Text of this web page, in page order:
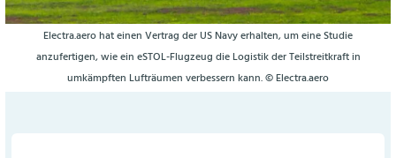
Electra.aero hat einen Vertrag der US Navy erhalten, um eine Studie
anzufertigen, wie ein eSTOL-Flugzeug die Logistik der Teilstreitkraft in
umkämpften Lufträumen verbessern kann. © Electra.aero